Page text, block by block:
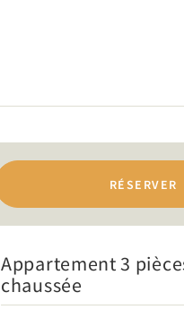
RÉSERVER
Appartement 3
chaussée